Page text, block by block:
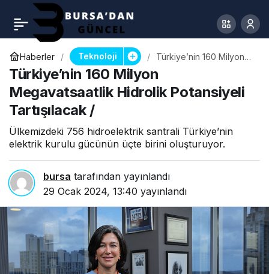
Haberler Teknoloji
Türkiye’nin 160 Milyon
Potansiyeli Tartışılacak /
Türkiye’nin 160 Milyon
Megavatsaatlik Hidrolik Potansiyeli
Tartışılacak /
Ülkemizdeki 756 hidroelektrik santrali Türkiye’nin
elektrik kurulu gücünün üçte birini oluşturuyor.
bursa tarafından yayınlandı
29 Ocak 2024, 13:40 yayınlandı